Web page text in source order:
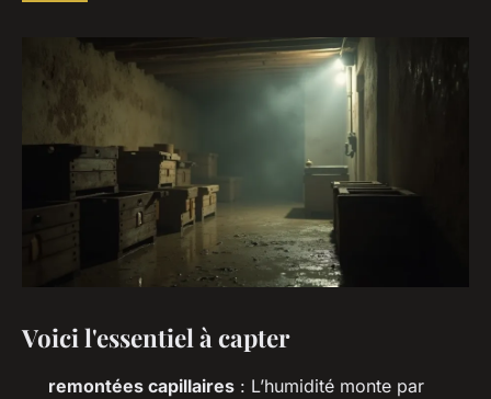
Voici l'essentiel à capter
remontées capillaires : L’humidité monte par